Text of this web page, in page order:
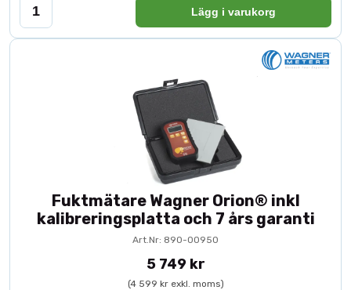
Lägg i varukorg
Fuktmätare Wagner Orion® inkl
kalibreringsplatta och 7 års garanti
Art.Nr: 890-00950
5 749 kr
(4 599 kr exkl. moms)